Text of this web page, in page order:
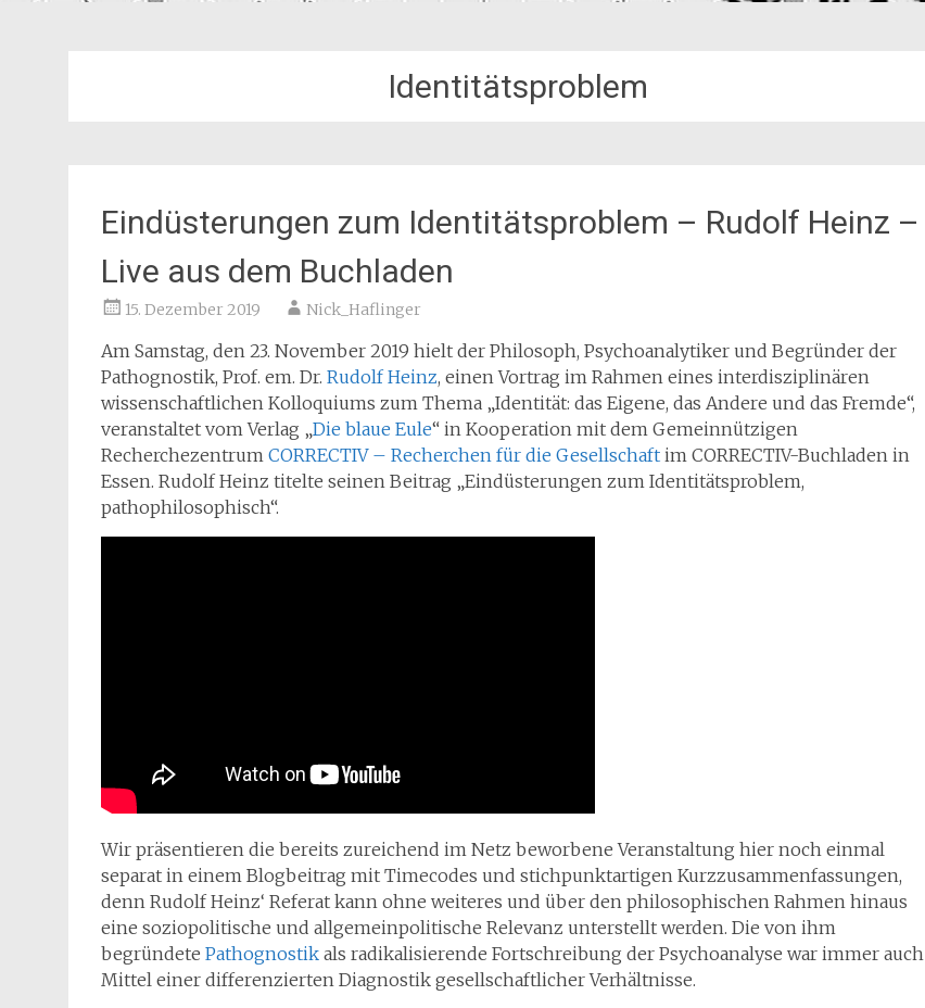
Identitätsproblem
Eindüsterungen zum Identitätsproblem – Rudolf Heinz –
Live aus dem Buchladen
15. Dezember 2019 Nick_Haflinger
Am Samstag, den 23. November 2019 hielt der Philosoph, Psychoanalytiker und Begründer der
Pathognostik, Prof. em. Dr. Rudolf Heinz, einen Vortrag im Rahmen eines interdisziplinären
wissenschaftlichen Kolloquiums zum Thema „Identität: das Eigene, das Andere und das Fremde“,
veranstaltet vom Verlag „Die blaue Eule“ in Kooperation mit dem Gemeinnützigen
Recherchezentrum CORRECTIV – Recherchen für die Gesellschaft im CORRECTIV-Buchladen in
Essen. Rudolf Heinz titelte seinen Beitrag „Eindüsterungen zum Identitätsproblem,
pathophilosophisch“.
Wir präsentieren die bereits zureichend im Netz beworbene Veranstaltung hier noch einmal
separat in einem Blogbeitrag mit Timecodes und stichpunktartigen Kurzzusammenfassungen,
denn Rudolf Heinz‘ Referat kann ohne weiteres und über den philosophischen Rahmen hinaus
eine soziopolitische und allgemeinpolitische Relevanz unterstellt werden. Die von ihm
begründete Pathognostik als radikalisierende Fortschreibung der Psychoanalyse war immer auch
Mittel einer differenzierten Diagnostik gesellschaftlicher Verhältnisse.